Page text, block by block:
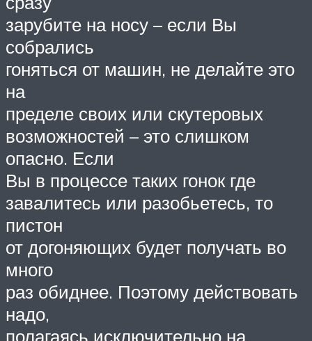
зарубите на носу – если Вы
собрались
гоняться от машин, не делайте это
на
пределе своих или скутеровых
возможностей – это слишком
опасно. Если
Вы в процессе таких гонок где
завалитесь или разобьетесь, то
пистон
от догоняющих будет получать во
много
раз обиднее. Поэтому действовать
надо,
полагаясь исключительно на